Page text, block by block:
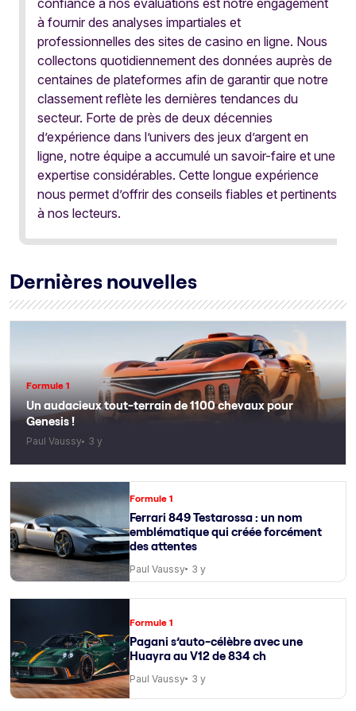
confiance à nos évaluations est notre engagement
à fournir des analyses impartiales et
professionnelles des sites de casino en ligne. Nous
collectons quotidiennement des données auprès de
centaines de plateformes afin de garantir que notre
classement reflète les dernières tendances du
secteur. Forte de près de deux décennies
d’expérience dans l’univers des jeux d’argent en
ligne, notre équipe a accumulé un savoir-faire et une
expertise considérables. Cette longue expérience
nous permet d’offrir des conseils fiables et pertinents
à nos lecteurs.
Dernières nouvelles
Formule 1
Un audacieux tout-terrain de 1100 chevaux pour
Genesis !
Paul Vaussy 3 y
Formule 1
Ferrari 849 Testarossa : un nom
emblématique qui créée forcément
des attentes
Paul Vaussy 3 y
Formule 1
Pagani s’auto-célèbre avec une
Huayra au V12 de 834 ch
Paul Vaussy 3 y